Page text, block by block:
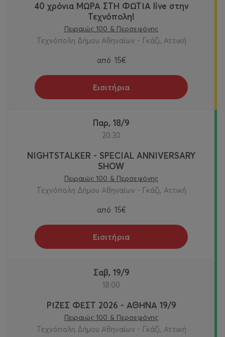
40 χρόνια ΜΩΡΑ ΣΤΗ ΦΩΤΙΑ live στην
Τεχνόπολη!
Πειραιώς 100 & Περσεφόνης
Τεχνόπολη Δήμου Αθηναίων - Γκάζι, Αττική
από 15€
Εισιτήρια
Παρ, 18/9
20:30
NIGHTSTALKER - SPECIAL ANNIVERSARY
SHOW
Πειραιώς 100 & Περσεφόνης
Τεχνόπολη Δήμου Αθηναίων - Γκάζι, Αττική
από 15€
Εισιτήρια
Σαβ, 19/9
18:00
ΡΙΖΕΣ ΦΕΣΤ 2026 - ΑΘΗΝΑ 19/9
Πειραιώς 100 & Περσεφόνης
Τεχνόπολη Δήμου Αθηναίων - Γκάζι, Αττική